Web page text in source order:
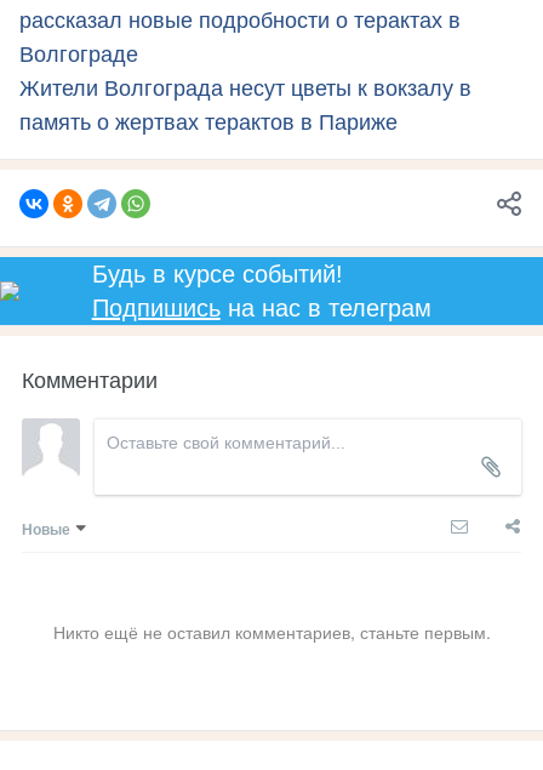
рассказал новые подробности о терактах в
Волгограде
Жители Волгограда несут цветы к вокзалу в
память о жертвах терактов в Париже
Будь в курсе событий!
Подпишисьна нас в телеграм
Комментарии
Новые
Никто ещё не оставил комментариев, станьте первым.